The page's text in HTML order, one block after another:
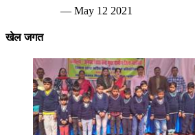
— May 12 2021
खेल जगत